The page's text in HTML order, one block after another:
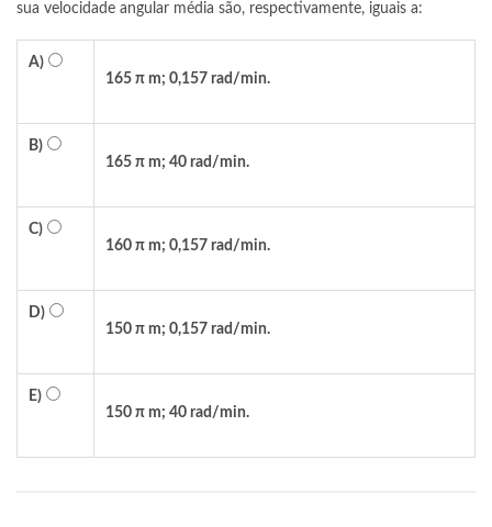
sua velocidade angular média são, respectivamente, iguais a:
A)
165 π m; 0,157 rad/min.
B)
165 π m; 40 rad/min.
C)
160 π m; 0,157 rad/min.
D)
150 π m; 0,157 rad/min.
E)
150 π m; 40 rad/min.